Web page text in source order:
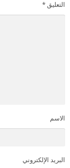
التعليق*
الاسم
البريد الإلكتروني